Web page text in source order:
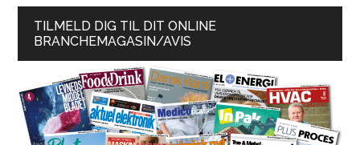
TILMELD DIG TIL DIT ONLINE
BRANCHEMAGASIN/AVIS